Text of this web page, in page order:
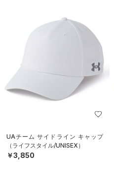
UAチーム サイドライン キャップ
（ライフスタイル/UNISEX）
￥3,850